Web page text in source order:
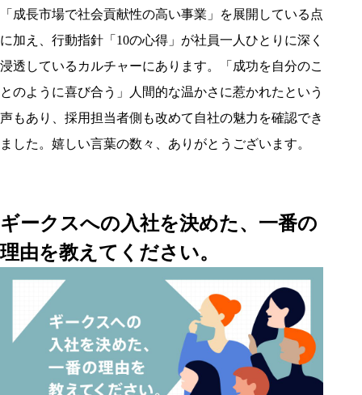
「成長市場で社会貢献性の高い事業」を展開している点
に加え、行動指針「10の心得」が社員一人ひとりに深く
浸透しているカルチャーにあります。「成功を自分のこ
とのように喜び合う」人間的な温かさに惹かれたという
声もあり、採用担当者側も改めて自社の魅力を確認でき
ました。嬉しい言葉の数々、ありがとうございます。
ギークスへの入社を決めた、一番の
理由を教えてください。